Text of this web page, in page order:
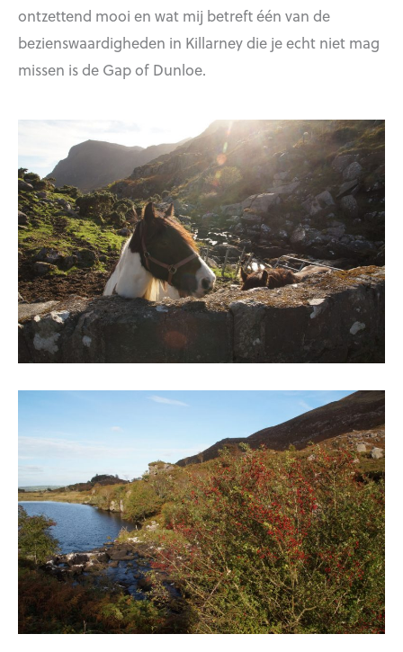
ontzettend mooi en wat mij betreft één van de
bezienswaardigheden in Killarney die je echt niet mag
missen is de Gap of Dunloe.